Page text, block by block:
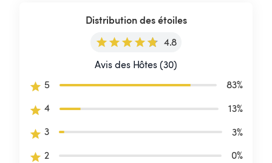
Distribution des étoiles
4.8
Avis des Hôtes (30)
5
83%
4
13%
3
3%
2
0%